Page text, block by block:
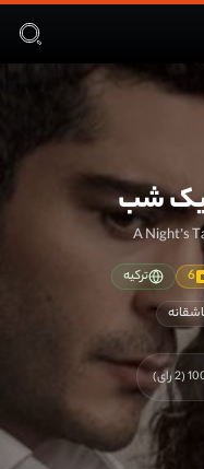
یک شب
6
ترکیه
(
2رای)